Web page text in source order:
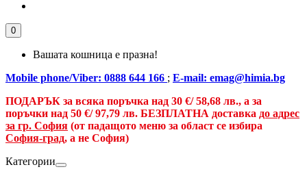
0
Вашата кошница е празна!
Mobile phone/Viber: 0888 644 166 ; E-mail: emag@himia.bg
ПОДАРЪК за всяка поръчка над 30 €/58,68 лв., а за
поръчки над 50 €/ 97,79 лв. БЕЗПЛАТНА доставка до адрес
за гр. София (от падащото меню за област се избира
София-град, а не София)
Категории